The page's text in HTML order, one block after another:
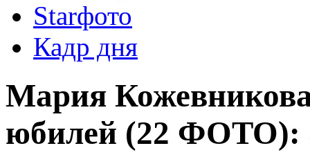
Starфото
Кадр дня
Мария
юбилей (22 ФОТО):